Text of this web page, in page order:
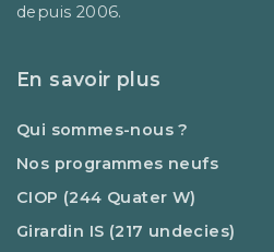
depuis 2006.
En savoir plus
Qui sommes-nous ?
Nos programmes neufs
CIOP (244 Quater W)
Girardin IS (217 undecies)